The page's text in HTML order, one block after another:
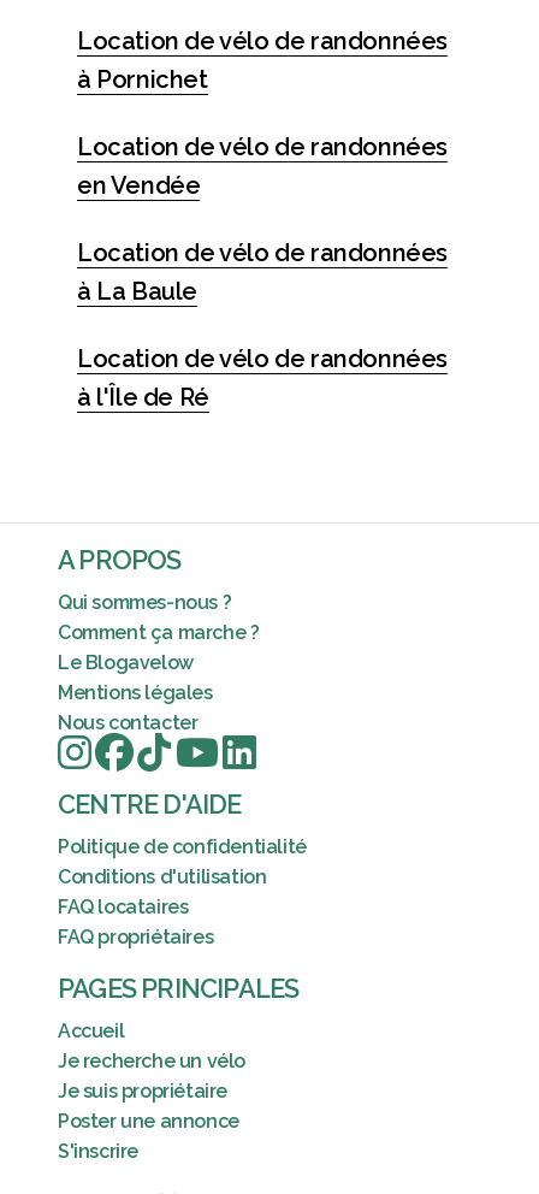
Location de vélo de randonnées
à Pornichet
Location de vélo de randonnées
en Vendée
Location de vélo de randonnées
à La Baule
Location de vélo de randonnées
à l'Île de Ré
A PROPOS
Qui sommes-nous ?
Comment ça marche ?
Le Blogavelow
Mentions légales
Nous contacter
CENTRE D'AIDE
Politique de confidentialité
Conditions d'utilisation
FAQ locataires
FAQ propriétaires
PAGES PRINCIPALES
Accueil
Je recherche un vélo
Je suis propriétaire
Poster une annonce
S'inscrire